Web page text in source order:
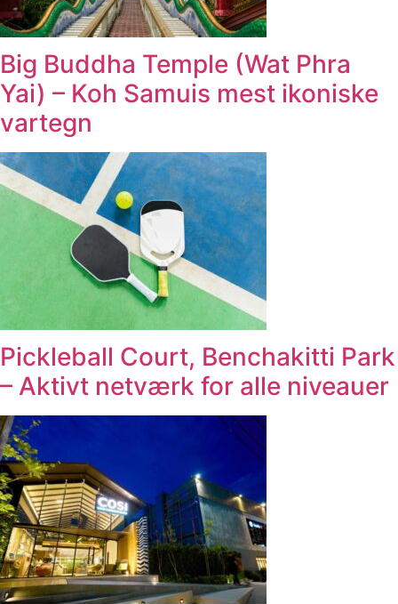
Big Buddha Temple (Wat Phra
Yai) – Koh Samuis mest ikoniske
vartegn
Pickleball Court, Benchakitti Park
– Aktivt netværk for alle niveauer